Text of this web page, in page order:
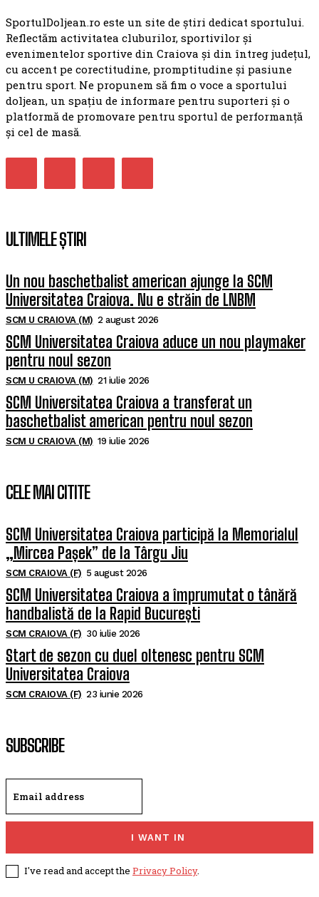
SportulDoljean.ro este un site de știri dedicat sportului.
Reflectăm activitatea cluburilor, sportivilor și
evenimentelor sportive din Craiova și din întreg județul,
cu accent pe corectitudine, promptitudine și pasiune
pentru sport. Ne propunem să fim o voce a sportului
doljean, un spațiu de informare pentru suporteri și o
platformă de promovare pentru sportul de performanță
și cel de masă.
ULTIMELE ȘTIRI
Un nou baschetbalist american ajunge la SCM
Universitatea Craiova. Nu e străin de LNBM
SCM U CRAIOVA (M) 2 august 2026
SCM Universitatea Craiova aduce un nou playmaker
pentru noul sezon
SCM U CRAIOVA (M) 21 iulie 2026
SCM Universitatea Craiova a transferat un
baschetbalist american pentru noul sezon
SCM U CRAIOVA (M) 19 iulie 2026
CELE MAI CITITE
SCM Universitatea Craiova participă la Memorialul
„Mircea Pașek” de la Târgu Jiu
SCM CRAIOVA (F) 5 august 2026
SCM Universitatea Craiova a împrumutat o tânără
handbalistă de la Rapid București
SCM CRAIOVA (F) 30 iulie 2026
Start de sezon cu duel oltenesc pentru SCM
Universitatea Craiova
SCM CRAIOVA (F) 23 iunie 2026
SUBSCRIBE
I WANT IN
I've read and accept the Privacy Policy.